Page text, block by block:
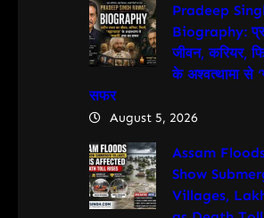
Pradeep
Biography:
जीवन, करियर,
के अश्वत्थामा से
सफर
August 5, 2026
Assam
Show
Villages,